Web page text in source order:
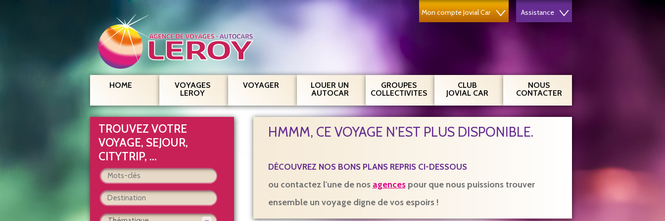
Mon compte Jovial Car Assistance
HOME
VOYAGES
LEROY
VOYAGER
LOUER UN
AUTOCAR
GROUPES
COLLECTIVITES
CLUB
JOVIAL CAR
NOUS
CONTACTER
TROUVEZ VOTRE
VOYAGE, SEJOUR,
CITYTRIP, ...
Sélectionnez uniquement les
HMMM, CE VOYAGE N'EST PLUS DISPONIBLE.
DÉCOUVREZ NOS BONS PLANS REPRIS CI-DESSOUS
ou contactez l'une de nos agencespour que nous puissions trouver
ensemble un voyage digne de vos espoirs !